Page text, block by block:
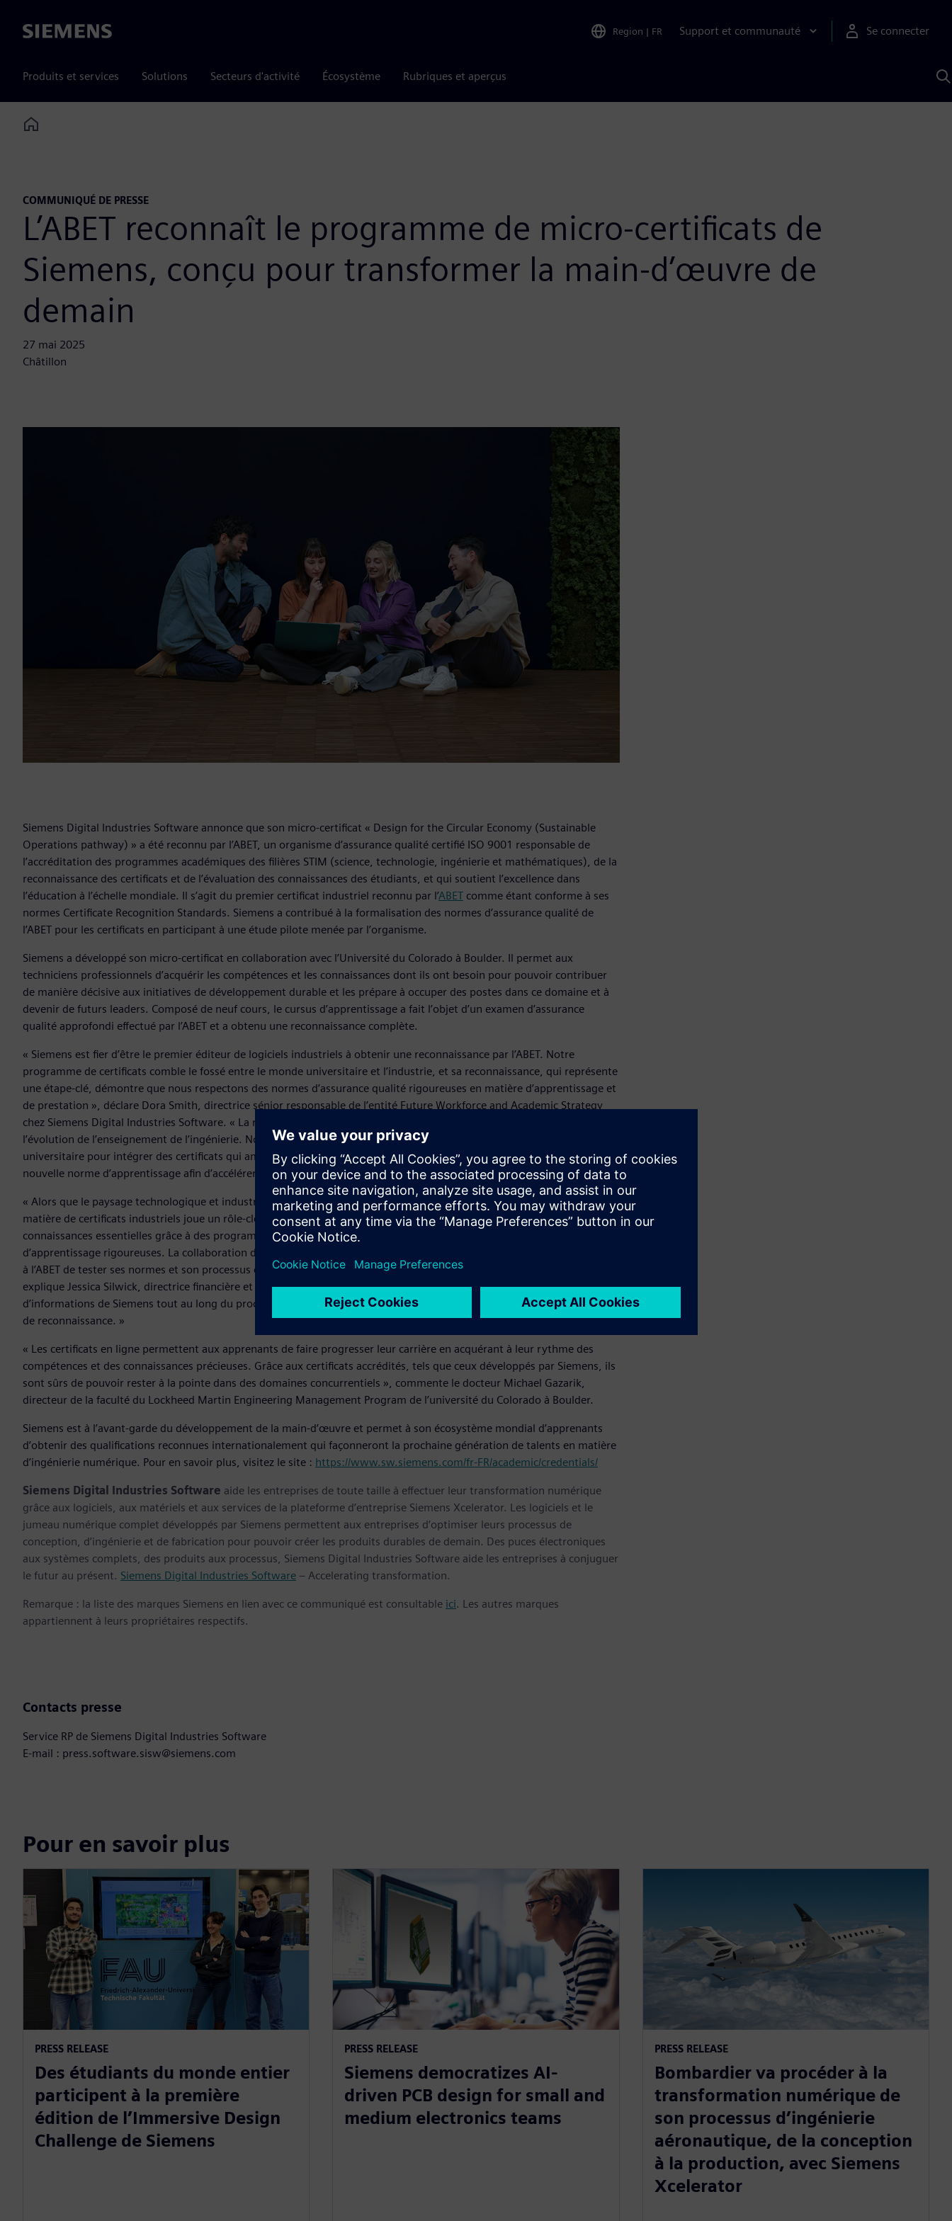
Siemens Region | FR Support et communauté Se connecter
Produits et services Solutions Secteurs d'activité Écosystème Rubriques et aperçus
Home
COMMUNIQUÉ DE PRESSE
L’ABET reconnaît le programme de micro-certificats de
Siemens, conçu pour transformer la main-d’œuvre de
demain
27 mai 2025
Châtillon
Siemens Digital Industries Software annonce que son micro-certificat « Design for the Circular Economy (Sustainable
Operations pathway) » a été reconnu par l’ABET, un organisme d’assurance qualité certifié ISO 9001 responsable de
l’accréditation des programmes académiques des filières STIM (science, technologie, ingénierie et mathématiques), de la
reconnaissance des certificats et de l’évaluation des connaissances des étudiants, et qui soutient l’excellence dans
l’éducation à l’échelle mondiale. Il s’agit du premier certificat industriel reconnu par l’ABET comme étant conforme à ses
normes Certificate Recognition Standards. Siemens a contribué à la formalisation des normes d’assurance qualité de
l’ABET pour les certificats en participant à une étude pilote menée par l’organisme.
Siemens a développé son micro-certificat en collaboration avec l’Université du Colorado à Boulder. Il permet aux
techniciens professionnels d’acquérir les compétences et les connaissances dont ils ont besoin pour pouvoir contribuer
de manière décisive aux initiatives de développement durable et les prépare à occuper des postes dans ce domaine et à
devenir de futurs leaders. Composé de neuf cours, le cursus d’apprentissage a fait l’objet d’un examen d’assurance
qualité approfondi effectué par l’ABET et a obtenu une reconnaissance complète.
« Siemens est fier d’être le premier éditeur de logiciels industriels à obtenir une reconnaissance par l’ABET. Notre
programme de certificats comble le fossé entre le monde universitaire et l’industrie, et sa reconnaissance, qui représente
une étape-clé, démontre que nous respectons des normes d’assurance qualité rigoureuses en matière d’apprentissage et
de prestation », déclare Dora Smith, directrice sénior responsable de l’entité Future Workforce and Academic Strategy
chez Siemens Digital Industries Software. « La reconnaissance par l’ABET témoigne du leadership de Siemens dans
l’évolution de l’enseignement de l’ingénierie. Nous sommes impatients de travailler en partenariat avec le monde
universitaire pour intégrer des certificats qui améliorent la préparation au monde de l’industrie et pour établir une
nouvelle norme d’apprentissage afin d’accélérer le développement de la main-d’œuvre d’ingénierie de demain. »
« Alors que le paysage technologique et industriel continue d’évoluer rapidement, l’assurance qualité de l’ABET en
matière de certificats industriels joue un rôle-clé en permettant aux apprenants d’acquérir des compétences et des
connaissances essentielles grâce à des programmes de haute qualité, flexibles, accessibles et répondant à des normes
d’apprentissage rigoureuses. La collaboration de Siemens à notre projet pilote de reconnaissance de certificats a permis
à l’ABET de tester ses normes et son processus d’examen des certificats avec un partenaire industriel de premier plan »,
explique Jessica Silwick, directrice financière et directrice des opérations de l’ABET. « L’implication et le retour
d’informations de Siemens tout au long du processus ont permis de faire évoluer les normes et le processus d’examen et
de reconnaissance. »
« Les certificats en ligne permettent aux apprenants de faire progresser leur carrière en acquérant à leur rythme des
compétences et des connaissances précieuses. Grâce aux certificats accrédités, tels que ceux développés par Siemens, ils
sont sûrs de pouvoir rester à la pointe dans des domaines concurrentiels », commente le docteur Michael Gazarik,
directeur de la faculté du Lockheed Martin Engineering Management Program de l’université du Colorado à Boulder.
Siemens est à l’avant-garde du développement de la main-d’œuvre et permet à son écosystème mondial d’apprenants
d’obtenir des qualifications reconnues internationalement qui façonneront la prochaine génération de talents en matière
d’ingénierie numérique. Pour en savoir plus, visitez le site : https://www.sw.siemens.com/fr-FR/academic/credentials/
Siemens Digital Industries Software aide les entreprises de toute taille à effectuer leur transformation numérique
grâce aux logiciels, aux matériels et aux services de la plateforme d’entreprise Siemens Xcelerator. Les logiciels et le
jumeau numérique complet développés par Siemens permettent aux entreprises d’optimiser leurs processus de
conception, d’ingénierie et de fabrication pour pouvoir créer les produits durables de demain. Des puces électroniques
aux systèmes complets, des produits aux processus, Siemens Digital Industries Software aide les entreprises à conjuguer
le futur au présent. Siemens Digital Industries Software – Accelerating transformation.
Remarque : la liste des marques Siemens en lien avec ce communiqué est consultable ici. Les autres marques
appartiennent à leurs propriétaires respectifs.
Contacts presse
Service RP de Siemens Digital Industries Software
E-mail : press.software.sisw@siemens.com
Pour en savoir plus
PRESS RELEASE
Des étudiants du monde entier
participent à la première
édition de l’Immersive Design
Challenge de Siemens
PRESS RELEASE
Siemens democratizes AI-
driven PCB design for small and
medium electronics teams
PRESS RELEASE
Bombardier va procéder à la
transformation numérique de
son processus d’ingénierie
aéronautique, de la conception
à la production, avec Siemens
Xcelerator